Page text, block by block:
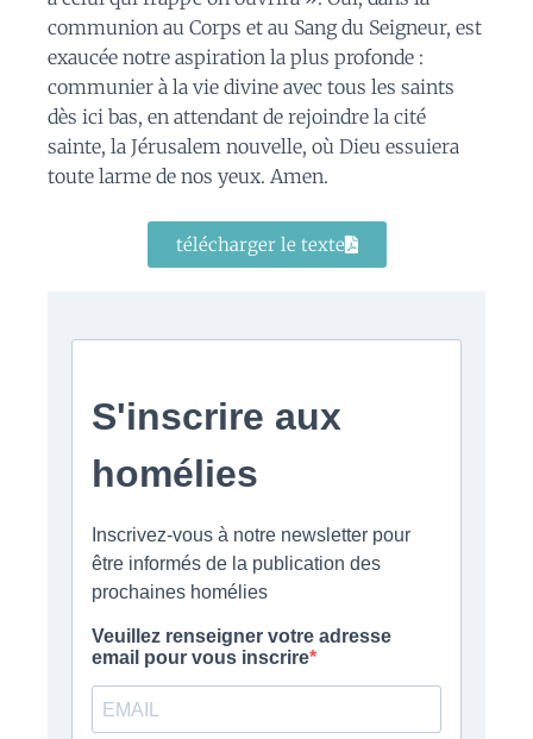
communion au Corps et au Sang du Seigneur, est
exaucée notre aspiration la plus profonde :
communier à la vie divine avec tous les saints
dès ici bas, en attendant de rejoindre la cité
sainte, la Jérusalem nouvelle, où Dieu essuiera
toute larme de nos yeux. Amen.
télécharger le texte